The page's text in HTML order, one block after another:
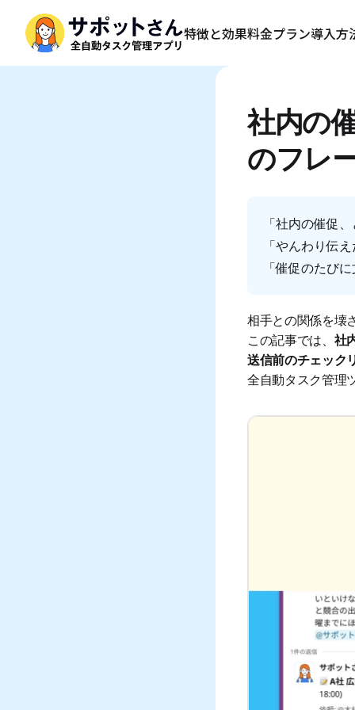
特徴と効果料金プラン導入方
社内の
のフレ
「社内の催促
「やんわり伝
「催促のたび
相手との関係を壊
この記事では、 社
送信前のチェック
全自動タスク管理